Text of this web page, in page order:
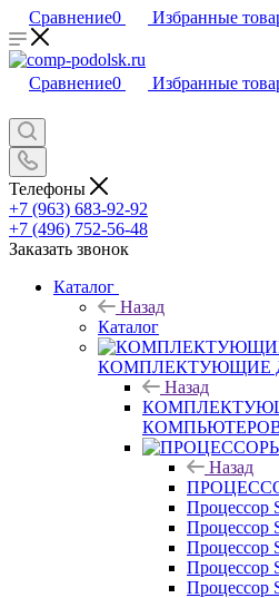
Сравнение0 Избранные
Сравнение0 Избранные
Телефоны
+7 (963) 683-92-92
+7 (496) 752-56-48
Заказать звонок
Каталог
Назад
Каталог
КОМПЛЕКТУЮЩИЕ
Назад
Назад
Процессор
Процессор
Процессор
Процессор
Процессор